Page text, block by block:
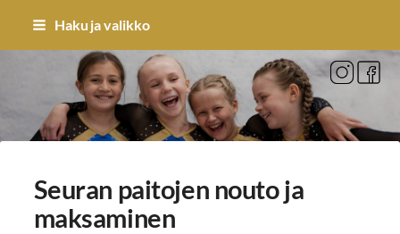
Siirry
sivun
sisältöön
Haku ja valikko
Sivuston etusivulle
Seuran paitojen nouto ja
maksaminen